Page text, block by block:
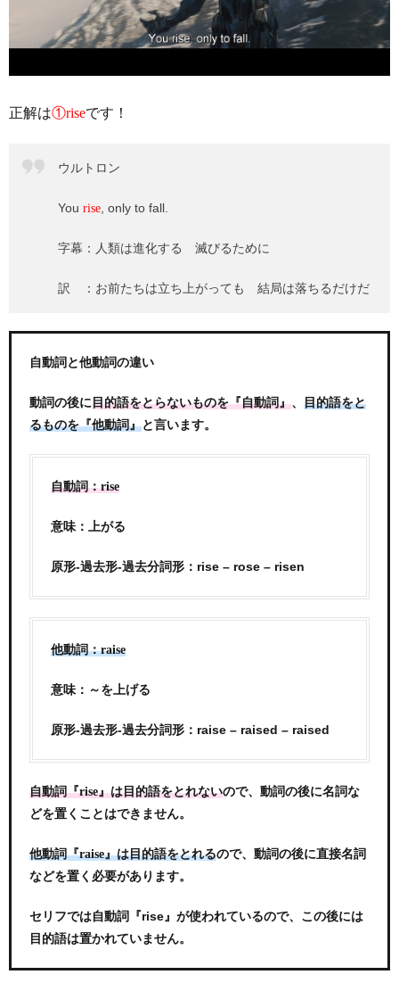
正解は①riseです！
ウルトロン
You rise , only to fall.
字幕：人類は進化する 滅びるために
訳 ：お前たちは立ち上がっても 結局は落ちるだけだ
自動詞と他動詞の違い
動詞の後に目的語をとらないものを『自動詞』、 目的語をと
るものを『他動詞』と言います。
自動詞：rise
意味：上がる
原形-過去形-過去分詞形：rise – rose – risen
他動詞：raise
意味：～を上げる
原形-過去形-過去分詞形：raise – raised – raised
自動詞『rise』は目的語をとれないので、動詞の後に名詞な
どを置くことはできません。
他動詞『raise』は目的語をとれるので、動詞の後に直接名詞
などを置く必要があります。
セリフでは自動詞『rise』が使われているので、この後には
目的語は置かれていません。